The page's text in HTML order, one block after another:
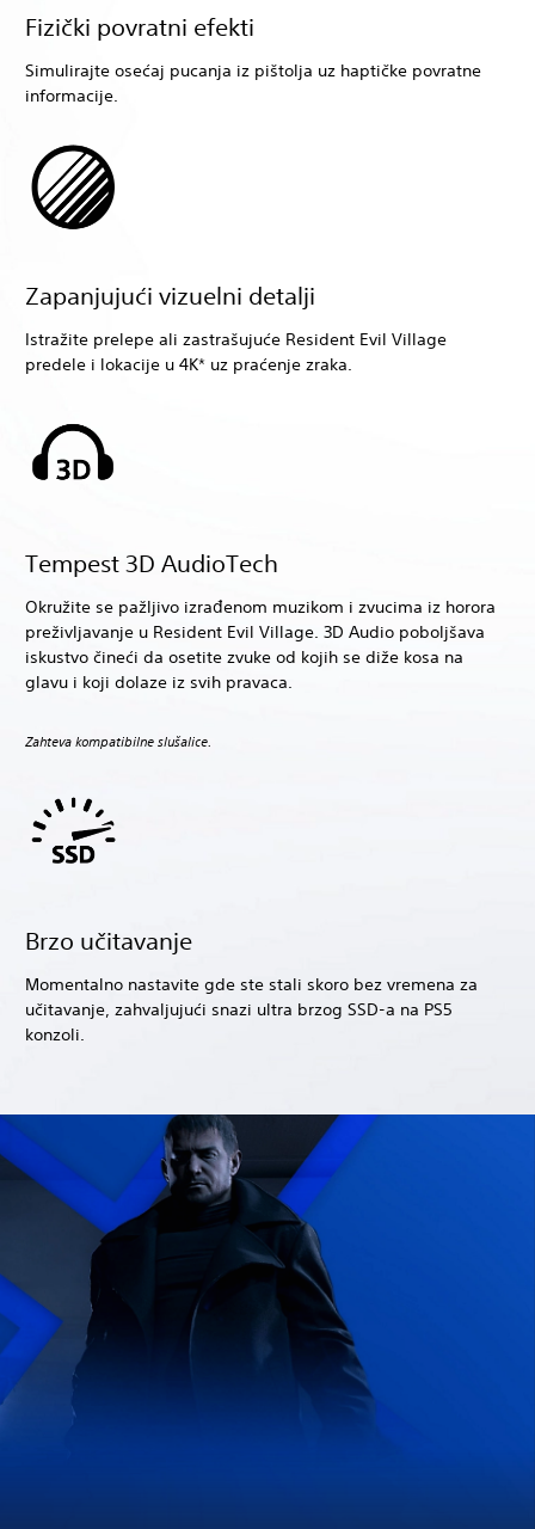
Fizički povratni efekti
Simulirajte osećaj pucanja iz pištolja uz haptičke povratne
informacije.
Zapanjujući vizuelni detalji
Istražite prelepe ali zastrašujuće Resident Evil Village
predele i lokacije u 4K* uz praćenje zraka.
Tempest 3D AudioTech
Okružite se pažljivo izrađenom muzikom i zvucima iz horora
preživljavanje u Resident Evil Village. 3D Audio poboljšava
iskustvo čineći da osetite zvuke od kojih se diže kosa na
glavu i koji dolaze iz svih pravaca.
Zahteva kompatibilne slušalice.
Brzo učitavanje
Momentalno nastavite gde ste stali skoro bez vremena za
učitavanje, zahvaljujući snazi ultra brzog SSD-a na PS5
konzoli.